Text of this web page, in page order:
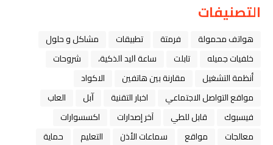
التصنيفات
هواتف محمولة فرمتة تطبيقات
مشاكل و حلول
خلفيات جميله
تابلت ﺳﺎﻋﺔ ﺍﻟﻴﺪ ﺍﻟﺬﻛﻴﺔ،
شروحات
أنظمة التشغيل
مقارنة بين هاتفين
الاكواد
مواقع التواصل الاجتماعي
اخبار التقنية ﺁﺑﻞ
العاب
فيسبوك
قابل للطي آخر إصدارات
اكسسوارات
معالجات
مواقع سماعات الأذن التعليم
حماية